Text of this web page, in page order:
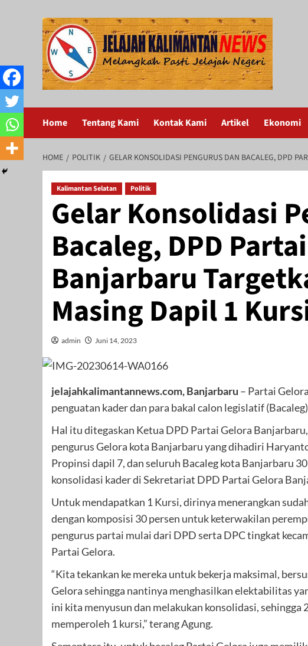
Home Tentang Kami Kontak Kami Artikel Ekonomi
HOME POLITIK GELAR KONSOLIDASI PENGURUS DAN BACALEG, DPD
Kalimantan Selatan Politik
Gelar Konsolidasi
Bacaleg, DPD
Banjarbaru
Masing Dapil 1
admin Juni 14, 2023
jelajahkalimantannews.com, Banjarbaru – Partai
penguatan kader dan para bakal calon legislatif
Hal itu ditegaskan Ketua DPD Partai Gelora
pengurus Gelora kota Banjarbaru yang dihadiri
Propinsi dapil 7, dan seluruh Bacaleg kota Banjarbaru
konsolidasi kader di Sekretariat DPD Partai Gelora
Untuk mendapatkan 1 Kursi, dirinya menerangkan
dengan komposisi 30 persen untuk keterwakilan
pengurus partai mulai dari DPD serta DPC tingkat
Partai Gelora.
“Kita tekankan ke mereka untuk bekerja maksimal,
Gelora sehingga nantinya menghasilkan elektabilitas
ini kita menyusun dan melakukan konsolidasi, sehingga
memperoleh 1 kursi,” terang Agung.